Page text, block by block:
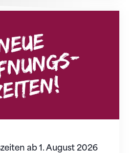
ab 1. August 2026
ab 1. August 2026